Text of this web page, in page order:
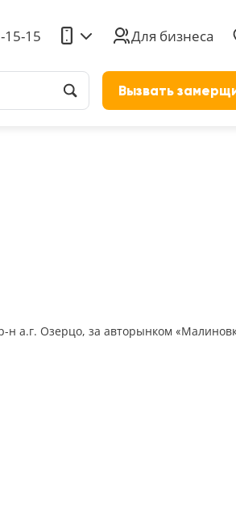
Вызвать
15-15 Для бизнеса
а.г. Озерцо, за авторынком